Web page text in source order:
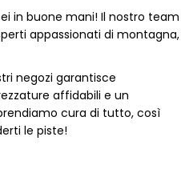
in buone mani! Il nostro team
appassionati di montagna,
negozi garantisce
affidabili e un
cura di tutto, così
le piste!